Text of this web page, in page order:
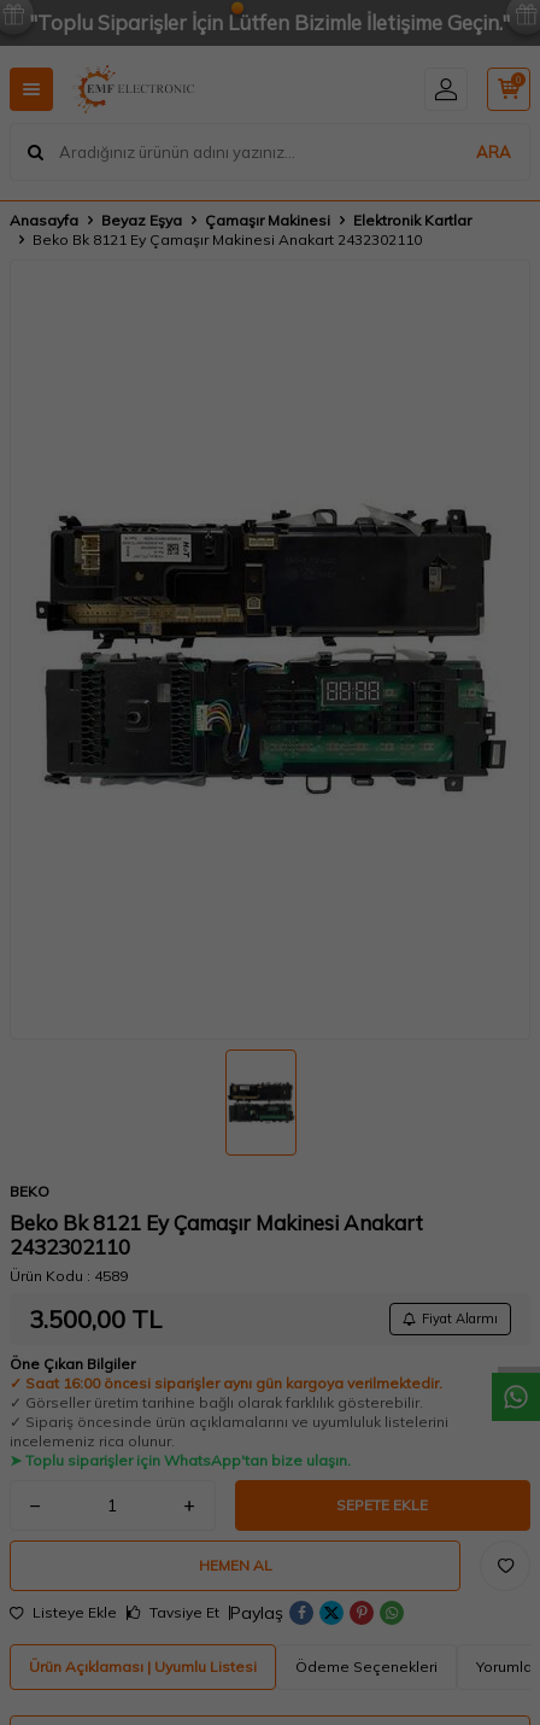
W
h
a
t
a
p
p
D
e
s
t
e
H
a
t
t
"Toplu Siparişler İçin Lütfen Bizimle İletişime Geçin."
ARA
0
Anasayfa Beyaz Eşya Çamaşır Makinesi
Elektronik Kartlar
Beko Bk 8121 Ey Çamaşır Makinesi Anakart 2432302110
BEKO
Beko Bk 8121 Ey Çamaşır Makinesi Anakart
2432302110
Ürün Kodu : 4589
3.500,00 TL Fiyat Alarmı
Öne Çıkan Bilgiler
✓ Saat 16:00 öncesi siparişler aynı gün kargoya verilmektedir.
✓ Görseller üretim tarihine bağlı olarak farklılık gösterebilir.
✓ Sipariş öncesinde ürün açıklamalarını ve uyumluluk listelerini
incelemeniz rica olunur.
➤ Toplu siparişler için WhatsApp'tan bize ulaşın.
SEPETE EKLE
HEMEN AL
Listeye Ekle Tavsiye Et Paylaş
Ürün Açıklaması | Uyumlu Listesi Ödeme Seçenekleri Yorumlar